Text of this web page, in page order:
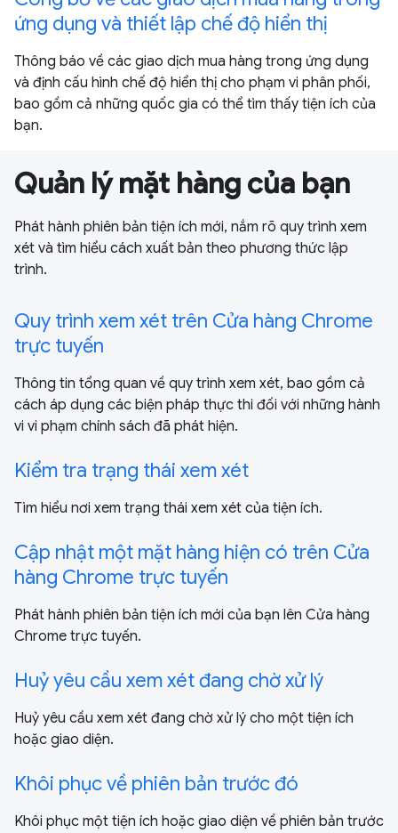
ứng dụng và thiết lập chế độ hiển thị
Thông báo về các giao dịch mua hàng trong ứng dụng
và định cấu hình chế độ hiển thị cho phạm vi phân phối,
bao gồm cả những quốc gia có thể tìm thấy tiện ích của
bạn.
Quản lý mặt hàng của bạn
Phát hành phiên bản tiện ích mới, nắm rõ quy trình xem
xét và tìm hiểu cách xuất bản theo phương thức lập
trình.
Quy trình xem xét trên Cửa hàng Chrome
trực tuyến
Thông tin tổng quan về quy trình xem xét, bao gồm cả
cách áp dụng các biện pháp thực thi đối với những hành
vi vi phạm chính sách đã phát hiện.
Kiểm tra trạng thái xem xét
Tìm hiểu nơi xem trạng thái xem xét của tiện ích.
Cập nhật một mặt hàng hiện có trên Cửa
hàng Chrome trực tuyến
Phát hành phiên bản tiện ích mới của bạn lên Cửa hàng
Chrome trực tuyến.
Huỷ yêu cầu xem xét đang chờ xử lý
Huỷ yêu cầu xem xét đang chờ xử lý cho một tiện ích
hoặc giao diện.
Khôi phục về phiên bản trước đó
Khôi phục một tiện ích hoặc giao diện về phiên bản trước